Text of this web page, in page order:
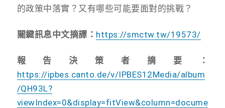
的政策中落實？又有哪些可能要面對的挑戰？
關鍵訊息中文摘譯： https://smctw.tw/19573/
報告決策者摘要：
https://ipbes.canto.de/v/IPBES12Media/album
/QH93L?
viewIndex=0&display=fitView&column=docume